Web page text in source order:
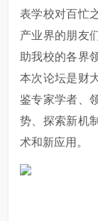
表学校对百忙
产业界的朋友
助我校的各界
本次论坛是财
鉴专家学者、
势、探索新机
术和新应用。